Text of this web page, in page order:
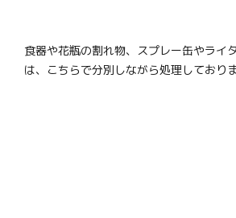
食器や花瓶の割れ物、スプレー缶やライ
は、こちらで分別しながら処理しておりま